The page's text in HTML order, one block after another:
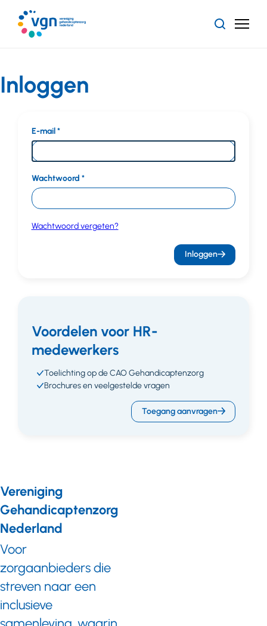
naar
hoofdinhoud
ZoekenMenu
Inloggen
E-mail
Wachtwoord
Wachtwoord vergeten?
Inloggen
Voordelen voor HR-
medewerkers
Toelichting op de CAO Gehandicaptenzorg
Brochures en veelgestelde vragen
Toegang aanvragen
Vereniging
Gehandicaptenzorg
Nederland
Voor
zorgaanbieders die
streven naar een
inclusieve